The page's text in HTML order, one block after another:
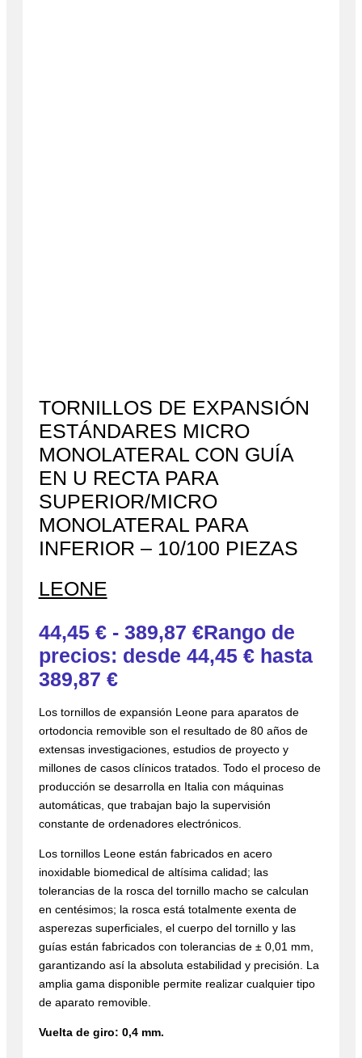
TORNILLOS DE EXPANSIÓN
ESTÁNDARES MICRO
MONOLATERAL CON GUÍA
EN U RECTA PARA
SUPERIOR/MICRO
MONOLATERAL PARA
INFERIOR – 10/100 PIEZAS
LEONE
44,45 € - 389,87 €Rango de
precios: desde 44,45 € hasta
389,87 €
Los tornillos de expansión Leone para aparatos de
ortodoncia removible son el resultado de 80 años de
extensas investigaciones, estudios de proyecto y
millones de casos clínicos tratados. Todo el proceso de
producción se desarrolla en Italia con máquinas
automáticas, que trabajan bajo la supervisión
constante de ordenadores electrónicos.
Los tornillos Leone están fabricados en acero
inoxidable biomedical de altísima calidad; las
tolerancias de la rosca del tornillo macho se calculan
en centésimos; la rosca está totalmente exenta de
asperezas superficiales, el cuerpo del tornillo y las
guías están fabricados con tolerancias de ± 0,01 mm,
garantizando así la absoluta estabilidad y precisión. La
amplia gama disponible permite realizar cualquier tipo
de aparato removible.
Vuelta de giro: 0,4 mm.